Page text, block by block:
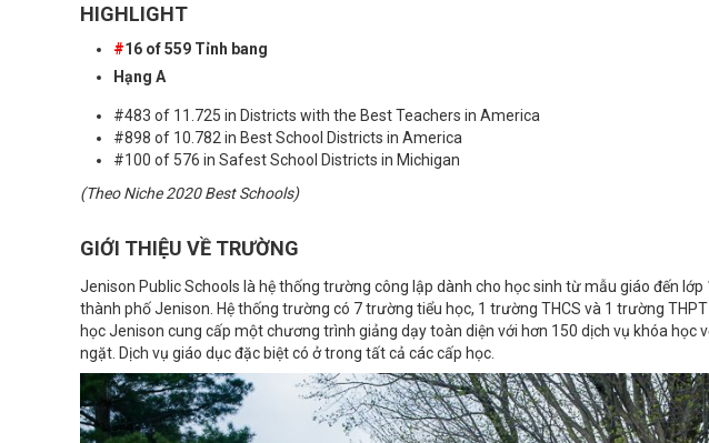
HIGHLIGHT
#16 of 559 Tỉnh bang
Hạng A
#483 of 11.725 in Districts with the Best Teachers in America
#898 of 10.782 in Best School Districts in America
#100 of 576 in Safest School Districts in Michigan
(Theo Niche 2020 Best Schools)
GIỚI THIỆU VỀ TRƯỜNG
Jenison Public Schools là hệ thống trường công lập dành cho học sinh từ mẫu giáo đến
thành phố Jenison. Hệ thống trường có 7 trường tiểu học, 1 trường THCS và 1 trường
học Jenison cung cấp một chương trình giảng dạy toàn diện với hơn 150 dịch vụ khóa học
ngặt. Dịch vụ giáo dục đặc biệt có ở trong tất cả các cấp học.